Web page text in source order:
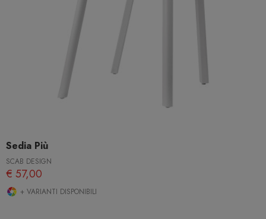
Sedia Più
SCAB DESIGN
€ 57,00
+ VARIANTI DISPONIBILI